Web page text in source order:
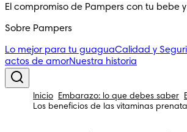
El compromiso de Pampers con tu bebe
Sobre Pampers
Lo mejor para tu guaguaCalidad y
actos de amorNuestra historia
Inicio Embarazo: lo que debes saber
Los beneficios de las vitaminas